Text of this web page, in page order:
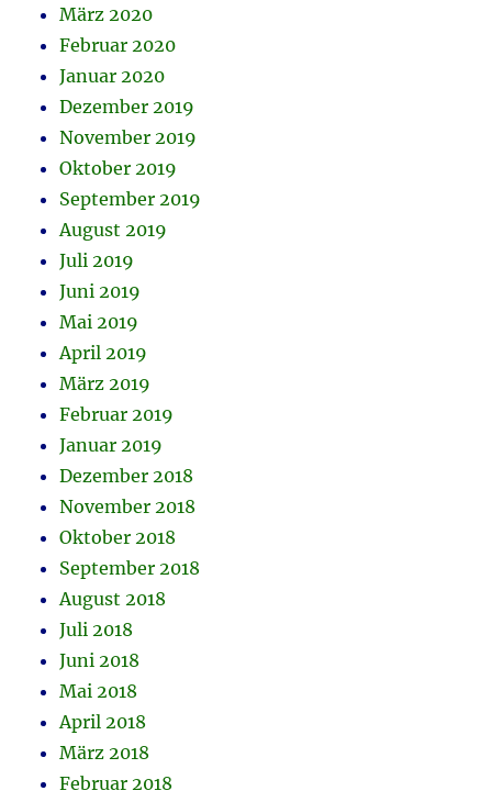
März 2020
Februar 2020
Januar 2020
Dezember 2019
November 2019
Oktober 2019
September 2019
August 2019
Juli 2019
Juni 2019
Mai 2019
April 2019
März 2019
Februar 2019
Januar 2019
Dezember 2018
November 2018
Oktober 2018
September 2018
August 2018
Juli 2018
Juni 2018
Mai 2018
April 2018
März 2018
Februar 2018